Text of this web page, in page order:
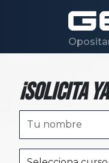
¡Solicita